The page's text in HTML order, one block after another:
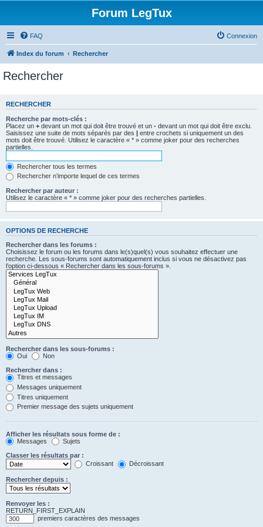
Forum LegTux
FAQ Connexion
Index du forum Rechercher
Rechercher
RECHERCHER
Recherche par mots-clés :
Placez un + devant un mot qui doit être trouvé et un - devant un mot qui doit être exclu.
Saisissez une suite de mots séparés par des | entre crochets si uniquement un des
mots doit être trouvé. Utilisez le caractère « * » comme joker pour des recherches
partielles.
Rechercher tous les termes
Rechercher n’importe lequel de ces termes
Rechercher par auteur :
Utilisez le caractère « * » comme joker pour des recherches partielles.
OPTIONS DE RECHERCHE
Rechercher dans les forums :
Choisissez le forum ou les forums dans le(s)quel(s) vous souhaitez effectuer une
recherche. Les sous-forums sont automatiquement inclus si vous ne désactivez pas
l’option ci-dessous « Rechercher dans les sous-forums ».
Rechercher dans les sous-forums :
Oui
Non
Rechercher dans :
Titres et messages
Messages uniquement
Titres uniquement
Premier message des sujets uniquement
Afficher les résultats sous forme de :
Messages
Sujets
Classer les résultats par :
Croissant
Décroissant
Rechercher depuis :
Renvoyer les :
RETURN_FIRST_EXPLAIN
premiers caractères des messages